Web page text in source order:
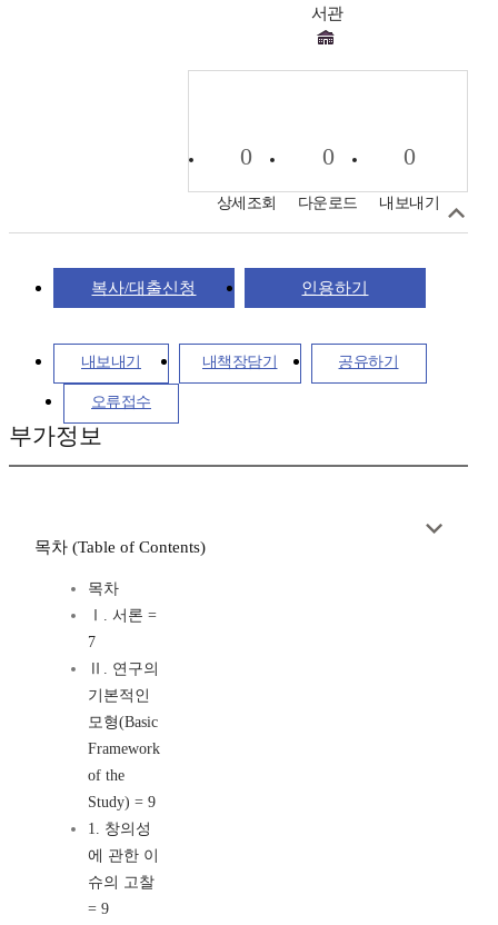
서관
0
상세조회
0
다운로드
0
내보내기
복사/대출신청 인용하기
내보내기 내책장담기 공유하기
오류접수
부가정보
목차 (Table of Contents)
목차
Ⅰ. 서론 =
7
Ⅱ. 연구의
기본적인
모형(Basic
Framework
of the
Study) = 9
1. 창의성
에 관한 이
슈의 고찰
= 9